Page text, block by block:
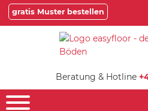
gratis Muster bestellen
Beratung & Hotline